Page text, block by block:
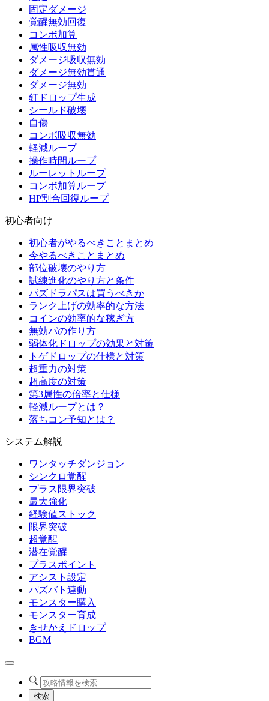
固定ダメージ
覚醒無効回復
コンボ加算
属性吸収無効
ダメージ吸収無効
ダメージ無効貫通
ダメージ無効
釘ドロップ生成
シールド破壊
自傷
コンボ吸収無効
軽減ループ
操作時間ループ
ルーレットループ
コンボ加算ループ
HP割合回復ループ
初心者向け
初心者がやるべきことまとめ
今やるべきことまとめ
部位破壊のやり方
試練進化のやり方と条件
パズドラパスは買うべきか
ランク上げの効率的な方法
コインの効率的な稼ぎ方
無効パの作り方
弱体化ドロップの効果と対策
トゲドロップの仕様と対策
超重力の対策
超高度の対策
第3属性の倍率と仕様
軽減ループとは？
落ちコン予知とは？
システム解説
ワンタッチダンジョン
シンクロ覚醒
プラス限界突破
最大強化
経験値ストック
限界突破
超覚醒
潜在覚醒
プラスポイント
アシスト設定
パズバト連動
モンスター購入
モンスター育成
きせかえドロップ
BGM
検索